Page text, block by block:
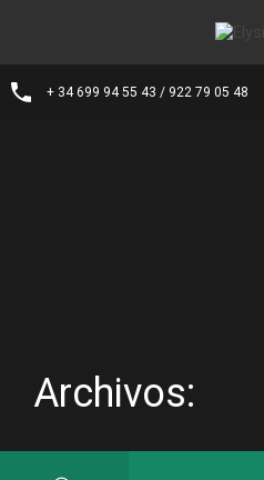
+ 34 699 94 55 43 / 922 79 05 48
Archivos: